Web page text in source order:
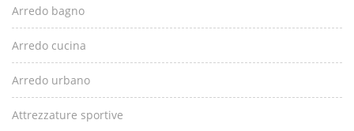
Arredo bagno
Arredo cucina
Arredo urbano
Attrezzature sportive